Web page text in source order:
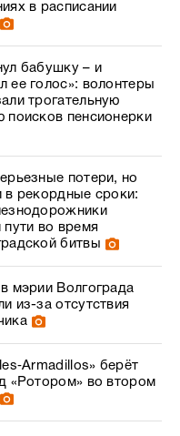
в расписании
бабушку – и
ее голос»: волонтеры
трогательную
поисков пенсионерки
потери, но
в рекордные сроки:
пути во время
битвы
мэрии Волгограда
из-за отсутствия
берёт
«Ротором» во втором